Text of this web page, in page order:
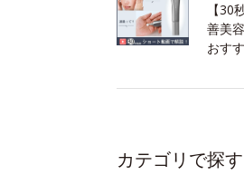
【30
善美
おす
カテゴリで探す